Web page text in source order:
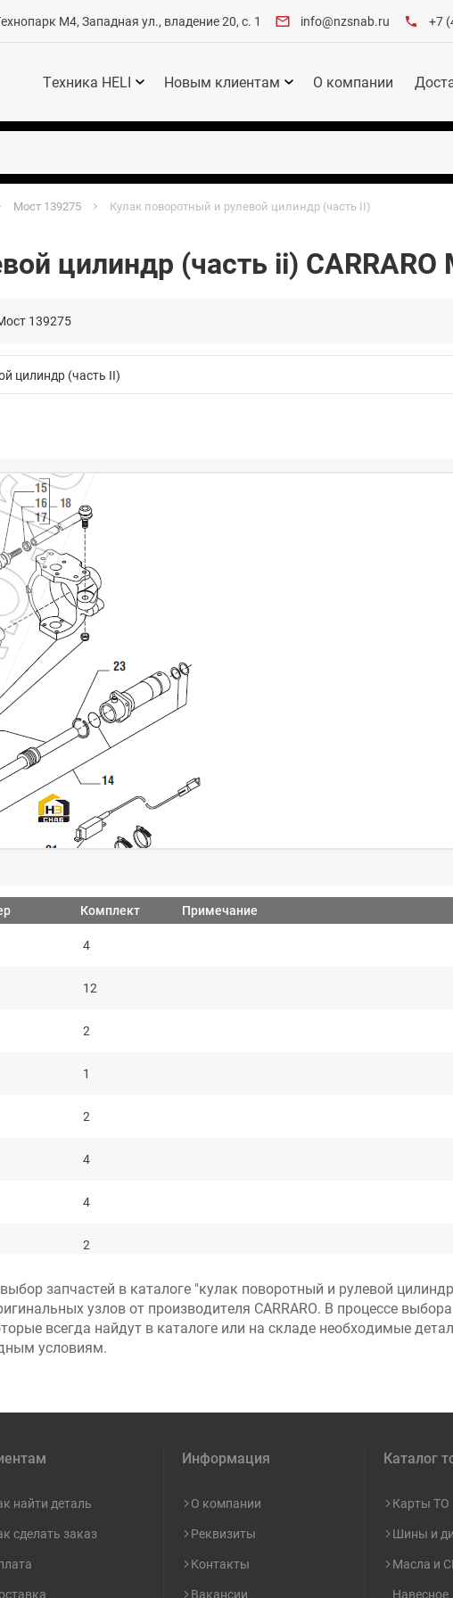
М4, Западная ул., владение 20, с. 1 info@nzsnab.ru +7
Техника HELI Новым клиентам О компании
Мост 139275 Кулак поворотный и рулевой цилиндр (часть II)
цилиндр (часть ii)
139275
Комплект Примечание
4
12
2
1
2
4
4
2
1
2
1
1
Кол-во только для цилиндра в сборе
запчастей в каталоге "кулак поворотный и рулевой
узлов от производителя CARRARO. В процессе
всегда найдут в каталоге или на складе необходимые
условиям.
найти деталь
сделать заказ
Информация
О компании
Реквизиты
Контакты
Вакансии
Каталог
Карты ТО
Шины и
Масла и
Навесное